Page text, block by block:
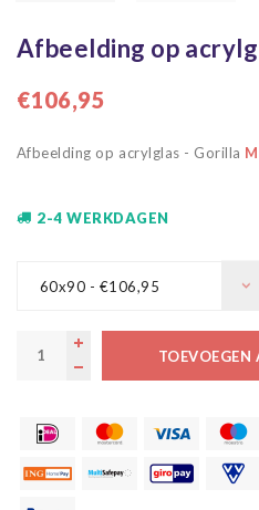
Afbeelding op
€106,95
Afbeelding op acrylglas - Gorilla
2-4 WERKDAGEN
60x90 - €106,95
TOEVOEGEN